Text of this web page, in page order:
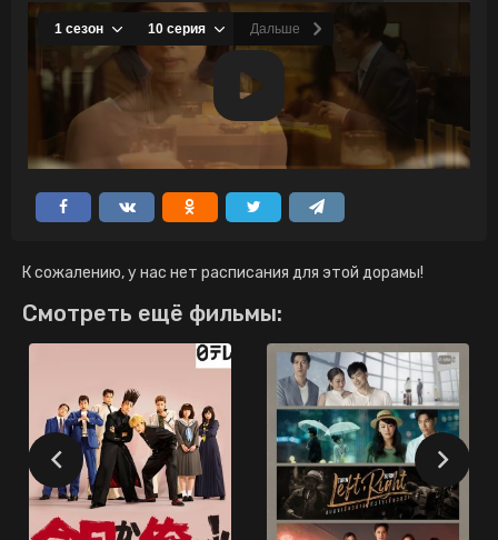
К сожалению, у нас нет расписания для этой дорамы!
Смотреть ещё фильмы: